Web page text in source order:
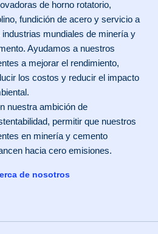
de horno rotatorio,
fundición de acero y servicio a
industrias mundiales de minería y
Ayudamos a nuestros
a mejorar el rendimiento,
los costos y reducir el impacto
nuestra ambición de
permitir que nuestros
en minería y cemento
hacia cero emisiones.
de nosotros